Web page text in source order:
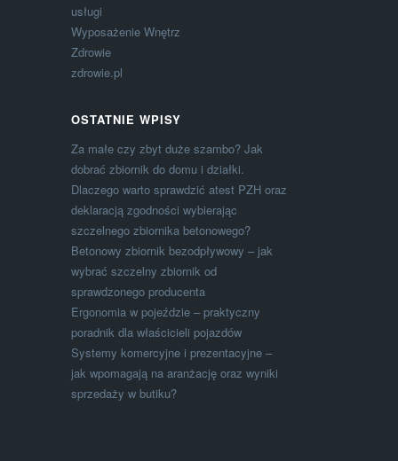
usługi
Wyposażenie Wnętrz
Zdrowie
zdrowie.pl
OSTATNIE WPISY
Za małe czy zbyt duże szambo? Jak
dobrać zbiornik do domu i działki.
Dlaczego warto sprawdzić atest PZH oraz
deklaracją zgodności wybierając
szczelnego zbiornika betonowego?
Betonowy zbiornik bezodpływowy – jak
wybrać szczelny zbiornik od
sprawdzonego producenta
Ergonomia w pojeździe – praktyczny
poradnik dla właścicieli pojazdów
Systemy komercyjne i prezentacyjne –
jak wpomagają na aranżację oraz wyniki
sprzedaży w butiku?